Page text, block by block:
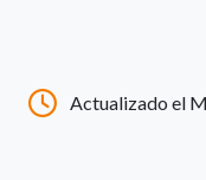
Actualizado el